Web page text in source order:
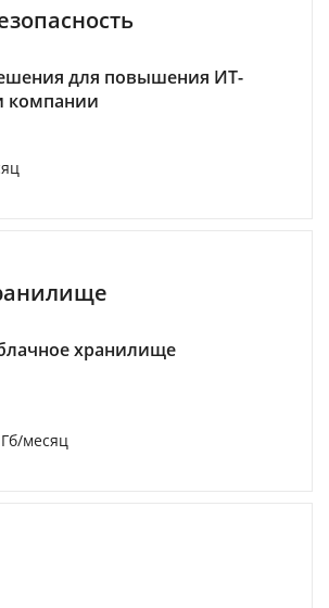
для повышения ИТ-
компании
хранилище
месяц